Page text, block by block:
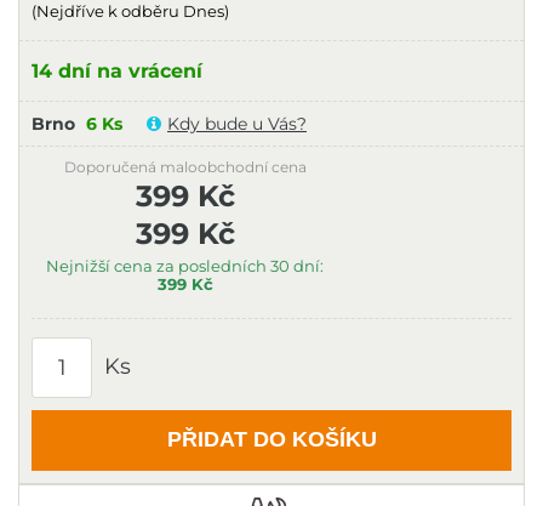
(Nejdříve k odběru Dnes)
14 dní na vrácení
Brno 6 Ks Kdy bude u Vás?
399 Kč
Nejnižší cena za posledních 30 dní:
399 Kč
Doporučená maloobchodní cena
399 Kč
Ks
PŘIDAT DO KOŠÍKU